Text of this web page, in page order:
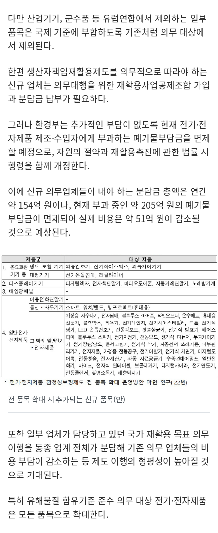
다만 산업기기, 군수품 등 유럽연합에서 제외하는 일부
품목은 국제 기준에 부합하도록 기존처럼 의무 대상에
서 제외된다.
한편 생산자책임재활용제도를 의무적으로 따라야 하는
신규 업체는 의무대행을 위한 재활용사업공제조합 가입
과 분담금 납부가 필요하다.
그러나 환경부는 추가적인 부담이 없도록 현재 전기·전
자제품 제조·수입자에게 부과하는 폐기물부담금을 면제
할 예정으로, 자원의 절약과 재활용촉진에 관한 법률 시
행령을 함께 개정한다.
이에 신규 의무업체들이 내야 하는 분담금 총액은 연간
약 154억 원이나, 현재 부과 중인 약 205억 원의 폐기물
부담금이 면제되어 실제 비용은 약 51억 원이 감소될
것으로 예상된다.
전 품목 확대 시 추가되는 신규 품목(안)
또한 일부 업체가 담당하고 있던 국가 재활용 목표 의무
이행을 동종 업계 전체가 분담해 기존 의무 업체들의 비
용 부담이 감소하는 등 제도 이행의 형평성이 높아질 것
으로 기대된다.
특히 유해물질 함유기준 준수 의무 대상 전기·전자제품
은 모든 품목으로 확대한다.